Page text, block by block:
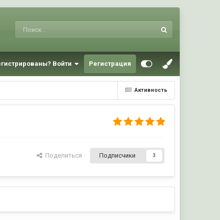
Войти Регистрация
Активность
Поделиться Подписчики 3